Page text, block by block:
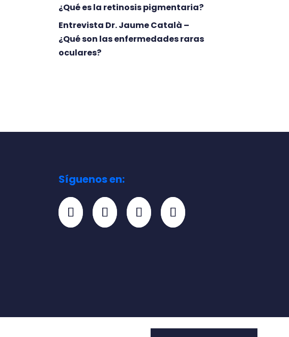
¿Qué es la retinosis pigmentaria?
Entrevista Dr. Jaume Català –
¿Qué son las enfermedades raras
oculares?
Síguenos en: